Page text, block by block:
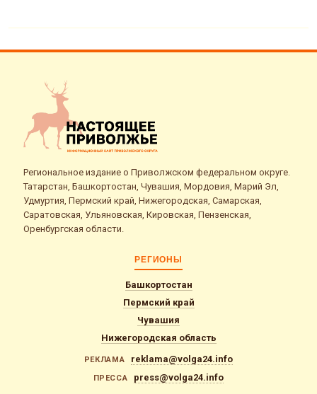
Региональное издание о Приволжском федеральном округе.
Татарстан, Башкортостан, Чувашия, Мордовия, Марий Эл,
Удмуртия, Пермский край, Нижегородская, Самарская,
Саратовская, Ульяновская, Кировская, Пензенская,
Оренбургская области.
РЕГИОНЫ
Башкортостан
Пермский край
Чувашия
Нижегородская область
РЕКЛАМА reklama@volga24.info
ПРЕССА press@volga24.info